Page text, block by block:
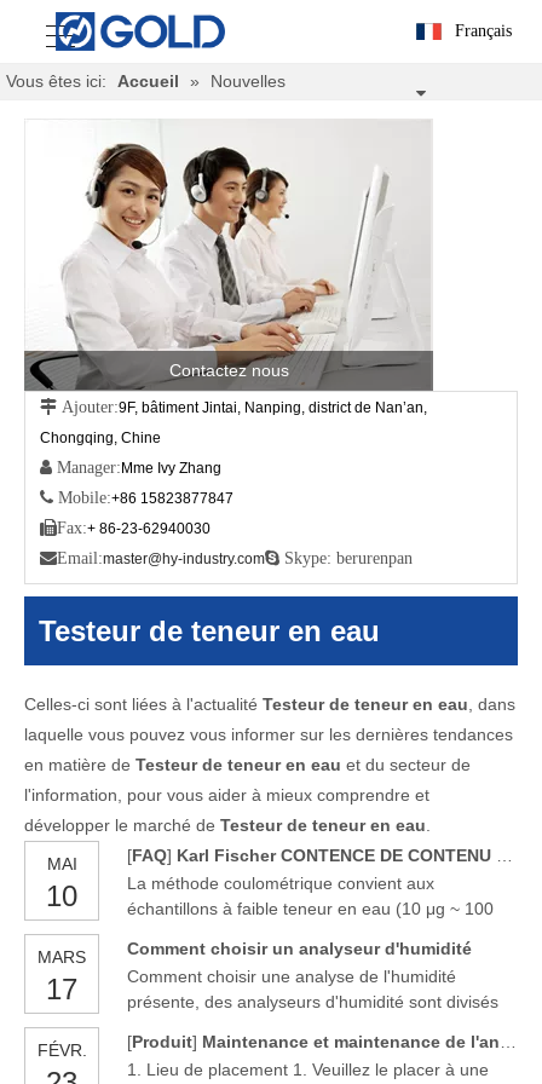
Français
Vous êtes ici: Accueil » Nouvelles
Contactez nous
 Ajouter:9F, bâtiment Jintai, Nanping, district de Nan’an,
Chongqing, Chine
 Manager: Mme Ivy Zhang
 Mobile:+86 15823877847
Fax:+ 86-23-62940030
Email:master@hy-industry.com Skype: berurenpan
Testeur de teneur en eau
Celles-ci sont liées à l'actualité Testeur de teneur en eau , dans
laquelle vous pouvez vous informer sur les dernières tendances
en matière de Testeur de teneur en eau et du secteur de
l'information, pour vous aider à mieux comprendre et
développer le marché de Testeur de teneur en eau
MAI
10
[FAQ] Karl Fischer CONTENCE DE CONTENU DE CONTENUS TESTER
La méthode coulométrique convient aux
échantillons à faible teneur en eau (10 μg ~ 100
échantillons avec une teneur en eau plus élevée
(0,1 à 500 mg).
MARS
17
Comment choisir un analyseur d'humidité
Comment choisir une analyse de l'humidité
présente, des analyseurs d'humidité sont divisés
de l'humidité de Karl Fischer) et en analyseurs
d'humidité physique (analyseurs d'humidité
FÉVR. [Produit] Maintenance et maintenance de l'analyseur d'humidité de Karl Fisher Fisher
1. Lieu de placement 1. Veuillez le placer à une